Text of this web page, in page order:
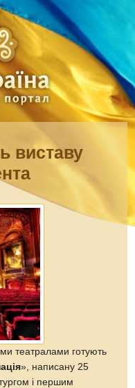
виставу
театралами готують
», написану 25
і першим